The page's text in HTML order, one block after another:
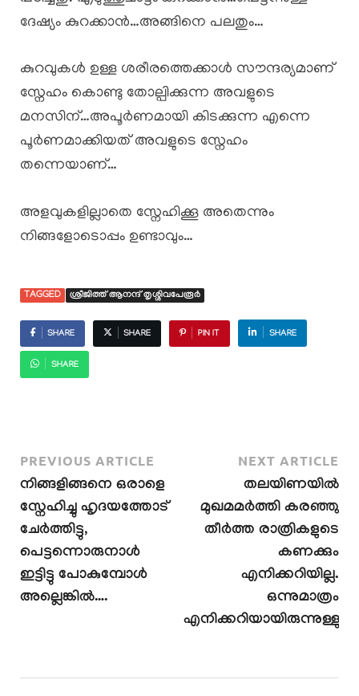
ദേഷ്യം കുറക്കാൻ…അങ്ങിനെ പലതും…
കുറവുകൾ ഉള്ള ശരീരത്തെക്കാൾ സൗന്ദര്യമാണ്
സ്നേഹം കൊണ്ടു തോല്പിക്കുന്ന അവളുടെ
മനസിന്…അപൂർണമായി കിടക്കുന്ന എന്നെ
പൂർണമാക്കിയത് അവളുടെ സ്നേഹം
തന്നെയാണ്…
അളവുകളില്ലാതെ സ്നേഹിക്കൂ അതെന്നും
നിങ്ങളോടൊപ്പം ഉണ്ടാവും…
TAGGED ശ്രീജിത്ത്‌ ആനന്ദ് തൃശ്ശിവപേരൂർ
SHARE SHARE PIN IT SHARE
SHARE
PREVIOUS ARTICLE
നിങ്ങളിങ്ങനെ ഒരാളെ
സ്നേഹിച്ചു ഹൃദയത്തോട്
ചേർത്തിട്ടു,
പെട്ടന്നൊരുനാൾ
ഇട്ടിട്ടു പോകുമ്പോൾ
അല്ലെങ്കിൽ….
NEXT ARTICLE
തലയിണയിൽ
മുഖമമർത്തി കരഞ്ഞു
തീർത്ത രാത്രികളുടെ
കണക്കും
എനിക്കറിയില്ല.
ഒന്നുമാത്രം
എനിക്കറിയായിരുന്നുള്ളു